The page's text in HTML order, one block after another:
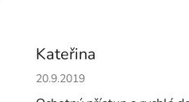
Kateřina
Hodnocení obchodu je 5 z
20.9.2019